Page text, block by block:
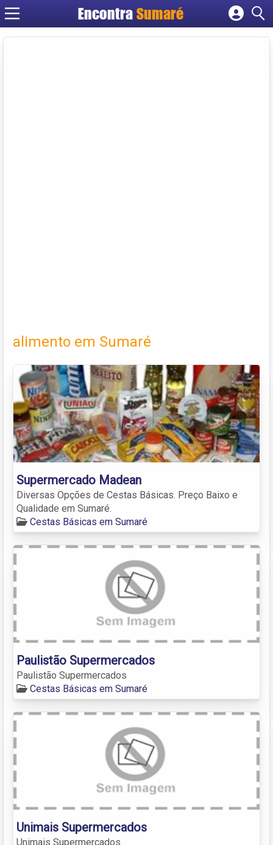
Encontra Sumaré
Cadastrar empresa
alimento em Sumaré
Supermercado Madean
Diversas Opções de Cestas Básicas. Preço Baixo e
Qualidade em Sumaré.
Cestas Básicas em Sumaré
Paulistão Supermercados
Paulistão Supermercados
Cestas Básicas em Sumaré
Unimais Supermercados
Unimais Supermercados